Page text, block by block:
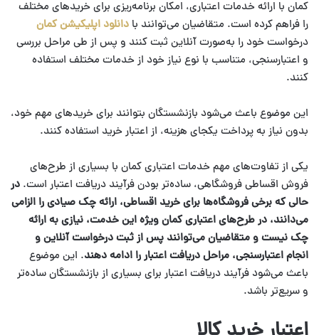
کمان با ارائه خدمات اعتباری، امکان برنامه‌ریزی برای خریدهای مختلف
را فراهم کرده است. متقاضیان می‌توانند با دانلود اپلیکیشن کمان
درخواست خود را به‌صورت آنلاین ثبت کنند و پس از طی مراحل بررسی
و اعتبارسنجی، متناسب با نوع نیاز خود از خدمات مختلف استفاده
کنند.
این موضوع باعث می‌شود بازنشستگان بتوانند برای خریدهای مهم خود،
بدون نیاز به پرداخت یکجای هزینه، از اعتبار خرید استفاده کنند.
یکی از تفاوت‌های مهم خدمات اعتباری کمان با بسیاری از طرح‌های
فروش اقساطی فروشگاهی، ساده‌تر بودن فرآیند دریافت اعتبار است. در
حالی که برخی فروشگاه‌ها برای خرید اقساطی، ارائه چک صیادی را الزامی
می‌دانند، در طرح‌های اعتباری کمان ویژه این خدمت، نیازی به ارائه
چک نیست و متقاضیان می‌توانند پس از ثبت درخواست آنلاین و
انجام اعتبارسنجی، مراحل دریافت اعتبار را ادامه دهند. این موضوع
باعث می‌شود فرآیند دریافت اعتبار برای بسیاری از بازنشستگان ساده‌تر
و سریع‌تر باشد.